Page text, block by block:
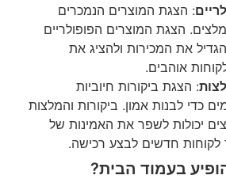
: הצגת המוצרים הנמכרים
הצגת המוצרים הפופולריים
את המכירות ולהציג את
אוהבים.
: הצגת ביקורות חיוביות
כדי לבנות אמון. ביקורות והמלצות
יכולות לשפר את האמינות של
לקוחות חדשים לבצע רכישה.
בעמוד הבית?